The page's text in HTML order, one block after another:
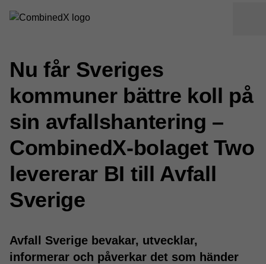
Nu får Sveriges
kommuner bättre koll på
sin avfallshantering –
CombinedX-bolaget Two
levererar BI till Avfall
Sverige
Avfall Sverige bevakar, utvecklar,
informerar och påverkar det som händer